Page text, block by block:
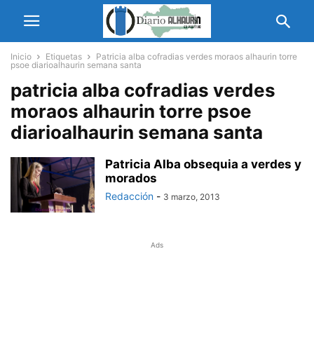
Inicio Etiquetas
Patricia alba cofradias verdes moraos alhaurin torre
psoe diarioalhaurin semana santa
patricia alba cofradias verdes
moraos alhaurin torre psoe
diarioalhaurin semana santa
Patricia Alba obsequia a verdes y
morados
Redacción - 3 marzo, 2013
Ads